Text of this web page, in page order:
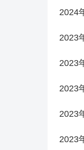
2024
2023
2023
2023
2023
2023